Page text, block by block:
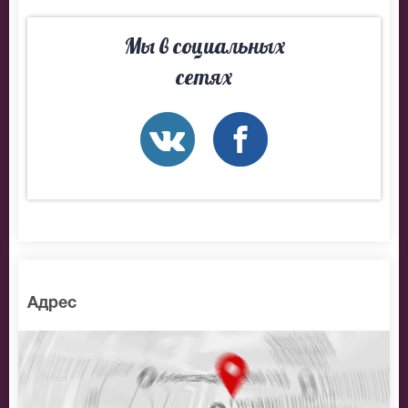
На нашем сайте всегда большой выбор билетов в
разные категории зрительного зала Театр на
Покровке. Если не удалось найти нужные билеты на
Вишневый сад, позвоните нам в call-центр и мы
обязательно подберем Вам лучшие места по
Мы в социальных
сетях
Адрес